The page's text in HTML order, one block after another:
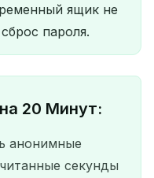
ящик не
пароля.
20 Минут:
анонимные
секунды